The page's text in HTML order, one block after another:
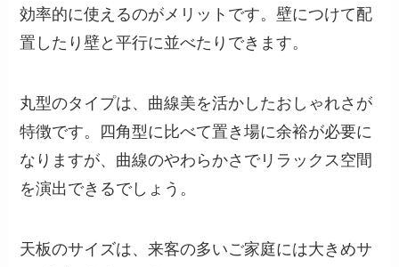
効率的に使えるのがメリットです。壁につけて配
置したり壁と平行に並べたりできます。
丸型のタイプは、曲線美を活かしたおしゃれさが
特徴です。四角型に比べて置き場に余裕が必要に
なりますが、曲線のやわらかさでリラックス空間
を演出できるでしょう。
天板のサイズは、来客の多いご家庭には大きめサ